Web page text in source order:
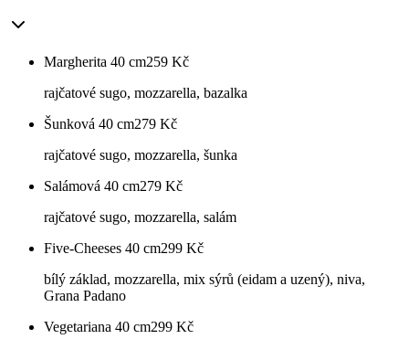
Margherita 40 cm259 Kč
rajčatové sugo, mozzarella, bazalka
Šunková 40 cm279 Kč
rajčatové sugo, mozzarella, šunka
Salámová 40 cm279 Kč
rajčatové sugo, mozzarella, salám
Five-Cheeses 40 cm299 Kč
bílý základ, mozzarella, mix sýrů (eidam a uzený), niva,
Grana Padano
Vegetariana 40 cm299 Kč